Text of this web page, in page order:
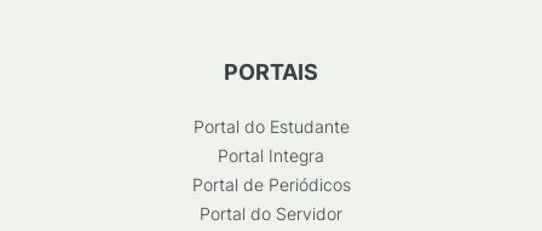
PORTAIS
Portal do Estudante
Portal Integra
Portal de Periódicos
Portal do Servidor